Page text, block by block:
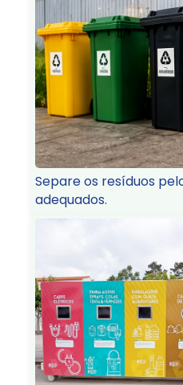
Separe os resíduos
adequados.